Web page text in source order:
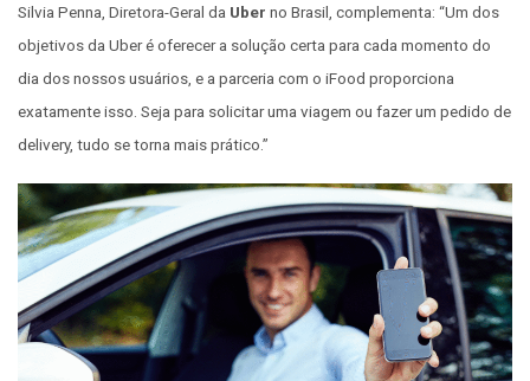
Silvia Penna, Diretora-Geral da Uber no Brasil, complementa: “Um dos
objetivos da Uber é oferecer a solução certa para cada momento do
dia dos nossos usuários, e a parceria com o iFood proporciona
exatamente isso. Seja para solicitar uma viagem ou fazer um pedido de
delivery, tudo se torna mais prático.”